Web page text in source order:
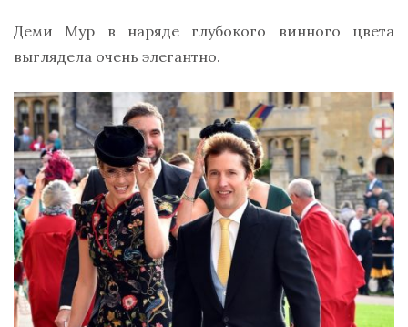
Деми Мур в наряде глубокого винного цвета
выглядела очень элегантно.